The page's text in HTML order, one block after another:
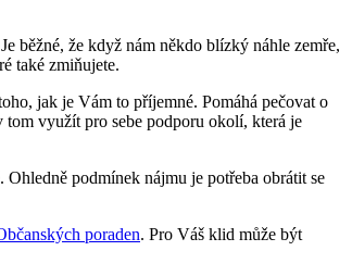
běžné, že když nám někdo blízký náhle zemře,
také zmiňujete.
jak je Vám to příjemné. Pomáhá pečovat o
tom využít pro sebe podporu okolí, která je
podmínek nájmu je potřeba obrátit se
poraden. Pro Váš klid může být